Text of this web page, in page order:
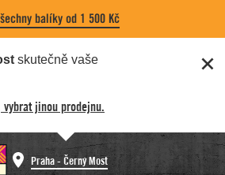
balíky od 1 500 Kč
skutečně vaše
vybrat jinou prodejnu.
Praha - Černý Most